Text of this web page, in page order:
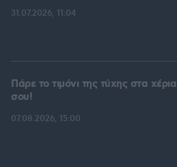
31.07.2026, 11:04
Πάρε το τιμόνι της τύχης στα χέρια
σου!
07.08.2026, 15:00